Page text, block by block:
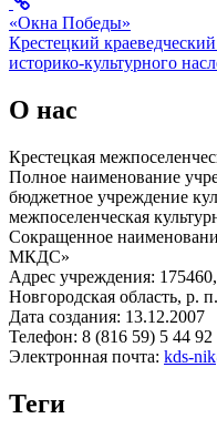
«Окна Победы»
Крестецкий
историко-культурного
О нас
Крестецкая
Полное наименование
бюджетное учреждение
межпоселенческая
Сокращенное
МКДС»
Адрес учреждения:
Новгородская область, р.
Дата создания: 13.12.2007
Телефон: 8 (816 59) 5 44 92
Электронная почта: kds-
Теги